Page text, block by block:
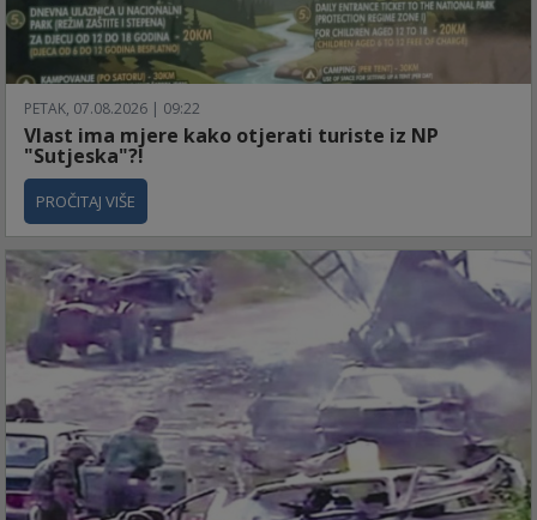
PETAK, 07.08.2026 | 09:22
Vlast ima mjere kako otjerati turiste iz NP
"Sutjeska"?!
PROČITAJ VIŠE